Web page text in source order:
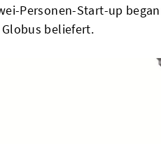
Personen-Start-up
beliefert.